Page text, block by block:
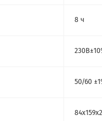
8 ч
50/60